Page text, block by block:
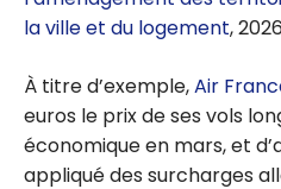
la ville et du logement,
À titre d’exemple,Air
euros le prix de ses vols
économique en mars, et
appliqué des surcharges